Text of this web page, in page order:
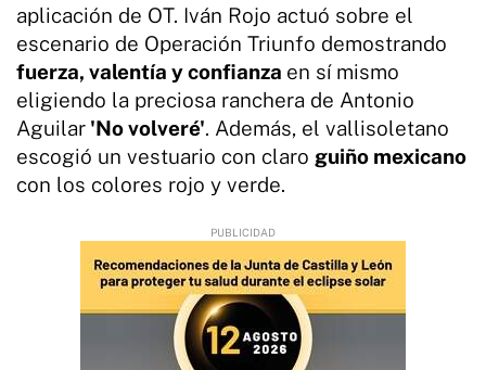
aplicación de OT. Iván Rojo actuó sobre el
escenario de Operación Triunfo demostrando
fuerza, valentía y confianza en sí mismo
eligiendo la preciosa ranchera de Antonio
Aguilar 'No volveré'. Además, el vallisoletano
escogió un vestuario con claro guiño mexicano
con los colores rojo y verde.